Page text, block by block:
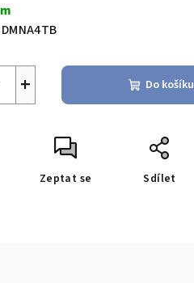
+ Do košíku
Zeptat se Sdílet